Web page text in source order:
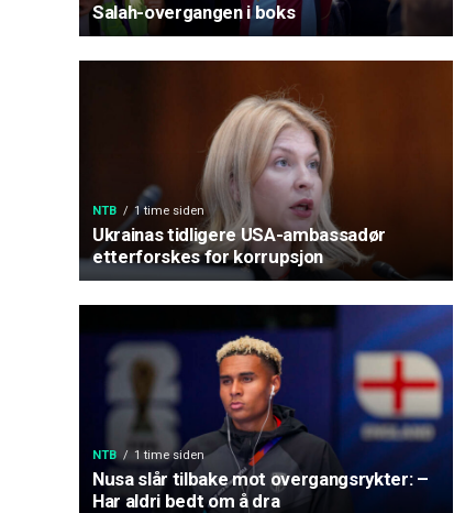
Salah-overgangen i boks
NTB 1 time siden
Ukrainas tidligere USA-ambassadør
etterforskes for korrupsjon
NTB 1 time siden
Nusa slår tilbake mot overgangsrykter: –
Har aldri bedt om å dra